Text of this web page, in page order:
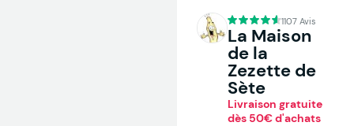
1107 Avis
La Maison
de la
Zezette de
Sète
Livraison gratuite
dès 50€ d'achats